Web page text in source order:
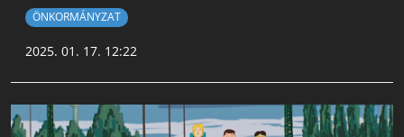
ÖNKORMÁNYZAT
2025. 01. 17. 12:22